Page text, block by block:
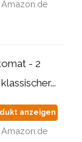
Amazon.de
- 2
anzeigen
Amazon.de